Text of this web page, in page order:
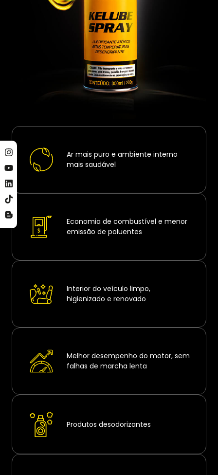
Ar mais puro e ambiente interno
mais saudável
Economia de combustível e menor
emissão de poluentes
Interior do veículo limpo,
higienizado e renovado
Melhor desempenho do motor, sem
falhas de marcha lenta
Produtos desodorizantes